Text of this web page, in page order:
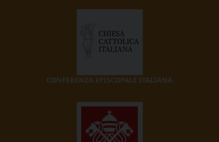
CONFERENZA EPISCOPALE ITALIANA